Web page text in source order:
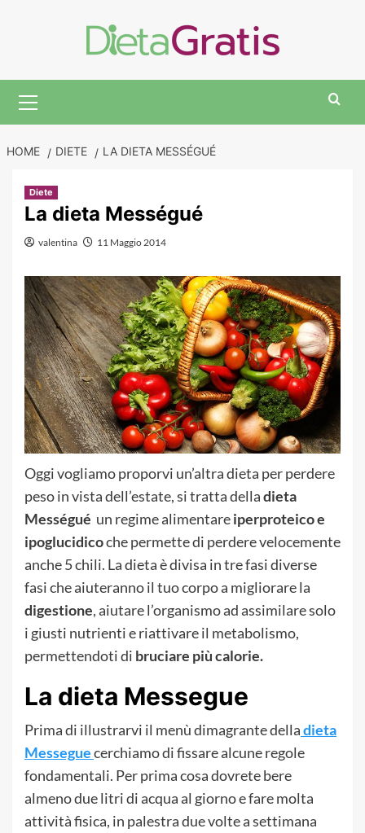
Menu
HOME DIETE LA DIETA MESSÉGUÉ
Diete
La dieta Mességué
valentina 11 Maggio 2014
Oggi vogliamo proporvi un’altra dieta per perdere
peso in vista dell’estate, si tratta delladieta
Mességué un regime alimentareiperproteico e
ipoglucidicoche permette di perdere velocemente
anche 5 chili. La dieta è divisa in tre fasi diverse
fasi che aiuteranno il tuo corpo a migliorare la
digestione, aiutare l’organismo ad assimilare solo
i giusti nutrienti e riattivare il metabolismo,
permettendoti di bruciare più calorie.
La dieta Messegue
Prima di illustrarvi il menù dimagrante delladieta
Messeguecerchiamo di fissare alcune regole
fondamentali. Per prima cosa dovrete bere
almeno due litri di acqua al giorno e fare molta
attività fisica, in palestra due volte a settimana